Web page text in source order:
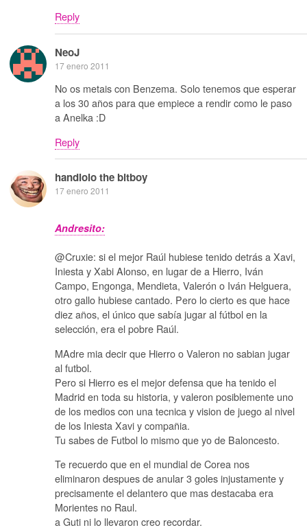
Reply
NeoJ
17 enero 2011
No os metais con Benzema. Solo tenemos que esperar
a los 30 años para que empiece a rendir como le paso
a Anelka :D
Reply
handlolo the bitboy
17 enero 2011
Andresito:
@Cruxie: si el mejor Raúl hubiese tenido detrás a Xavi,
Iniesta y Xabi Alonso, en lugar de a Hierro, Iván
Campo, Engonga, Mendieta, Valerón o Iván Helguera,
otro gallo hubiese cantado. Pero lo cierto es que hace
diez años, el único que sabía jugar al fútbol en la
selección, era el pobre Raúl.
MAdre mia decir que Hierro o Valeron no sabian jugar
al futbol.
Pero si Hierro es el mejor defensa que ha tenido el
Madrid en toda su historia, y valeron posiblemente uno
de los medios con una tecnica y vision de juego al nivel
de los Iniesta Xavi y compañia.
Tu sabes de Futbol lo mismo que yo de Baloncesto.
Te recuerdo que en el mundial de Corea nos
eliminaron despues de anular 3 goles injustamente y
precisamente el delantero que mas destacaba era
Morientes no Raul.
a Guti ni lo llevaron creo recordar.